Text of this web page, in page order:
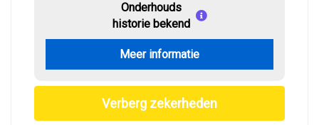
Onderhouds
historie bekend
Meer informatie
Verberg zekerheden